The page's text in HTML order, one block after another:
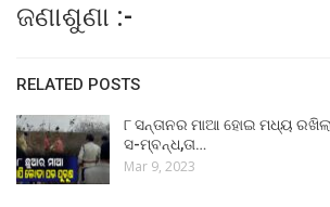
ଜଣାଶୁଣା :-
RELATED POSTS
୮ ସନ୍ତାନର ମାଆ ହୋଇ ମଧ୍ୟ
ସ-ମ୍ବନ୍ଧ,ତା…
Mar 9, 2023